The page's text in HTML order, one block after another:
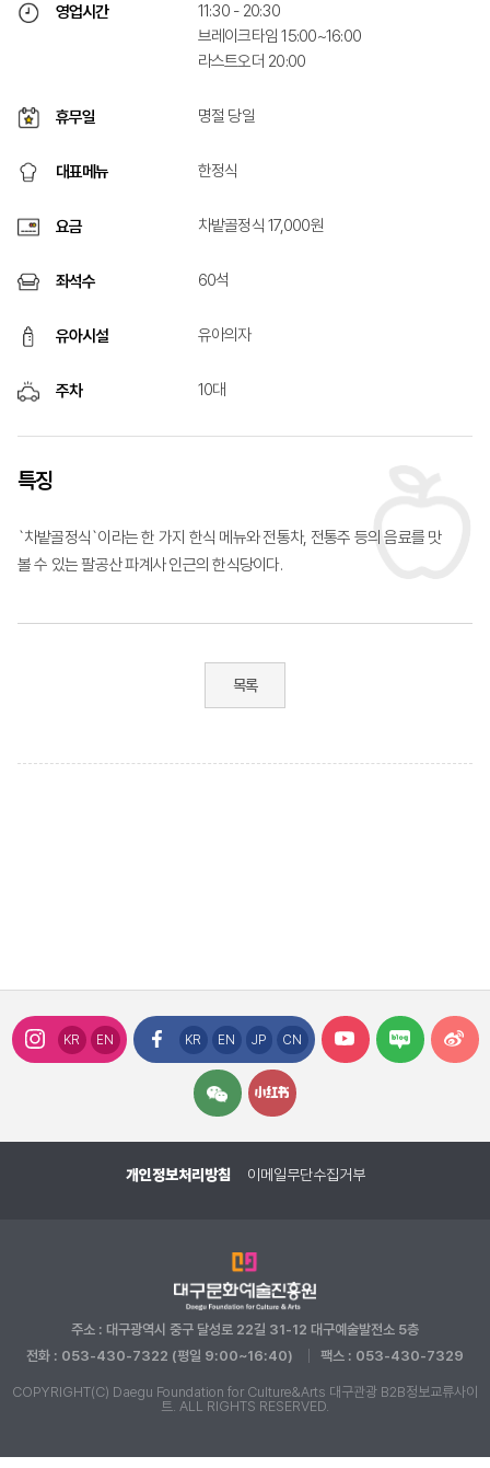
영업시간
11:30 - 20:30
브레이크타임 15:00~16:00
라스트오더 20:00
휴무일 명절 당일
대표메뉴 한정식
요금 차밭골정식 17,000원
좌석수 60석
유아시설 유아의자
주차 10대
특징
`차밭골정식`이라는 한 가지 한식 메뉴와 전통차, 전통주 등의 음료를 맛
볼 수 있는 팔공산 파계사 인근의 한식당이다.
목록
KR EN KR EN JP CN
개인정보처리방침 이메일무단수집거부
주소 : 대구광역시 중구 달성로 22길 31-12 대구예술발전소 5층
전화 : 053-430-7322 (평일 9:00~16:40)
팩스 : 053-430-7329
COPYRIGHT(C) Daegu Foundation for Culture&Arts 대구관광 B2B정보교류사이
트. ALL RIGHTS RESERVED.